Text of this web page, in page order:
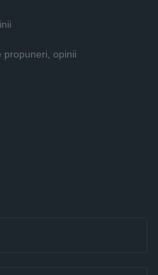
propuneri, opinii